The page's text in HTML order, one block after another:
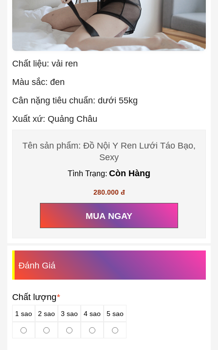
Chất liệu: vải ren
Màu sắc: đen
Cân nặng tiêu chuẩn: dưới 55kg
Xuất xứ: Quảng Châu
Tên sản phẩm: Đồ Nội Y Ren Lưới Táo Bạo,
Sexy
Tình Trạng: Còn Hàng
280.000 đ
MUA NGAY
Đánh Giá
Chất lượng*
1 sao 2 sao 3 sao 4 sao 5 sao